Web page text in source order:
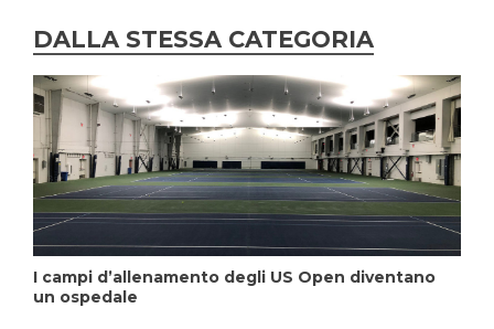
DALLA STESSA CATEGORIA
I campi d’allenamento degli US Open diventano
un ospedale